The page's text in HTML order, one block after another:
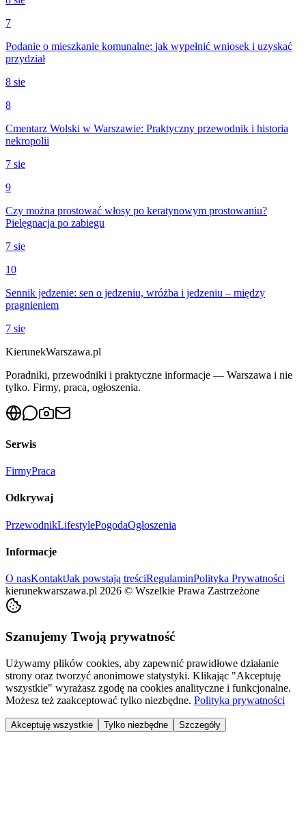
7
Podanie o mieszkanie komunalne: jak wypełnić wniosek i uzyskać
przydział
8 sie
8
Cmentarz Wolski w Warszawie: Praktyczny przewodnik i historia
nekropolii
7 sie
9
Czy można prostować włosy po keratynowym prostowaniu?
Pielęgnacja po zabiegu
7 sie
10
Sennik jedzenie: sen o jedzeniu, wróżba i jedzeniu – między
pragnieniem
7 sie
KierunekWarszawa.pl
Poradniki, przewodniki i praktyczne informacje — Warszawa i nie
tylko. Firmy, praca, ogłoszenia.
Serwis
FirmyPraca
Odkrywaj
PrzewodnikLifestylePogodaOgłoszenia
Informacje
O nasKontaktJak powstają treściRegulaminPolityka Prywatności
kierunekwarszawa.pl 2026 © Wszelkie Prawa Zastrzeżone
Szanujemy Twoją prywatność
Używamy plików cookies, aby zapewnić prawidłowe działanie
strony oraz tworzyć anonimowe statystyki. Klikając "Akceptuję
wszystkie" wyrażasz zgodę na cookies analityczne i funkcjonalne.
Możesz też zaakceptować tylko niezbędne. Polityka prywatności
Akceptuję wszystkie Tylko niezbędne Szczegóły